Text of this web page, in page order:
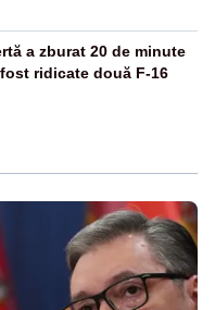
a zburat 20 de minute
ridicate două F-16